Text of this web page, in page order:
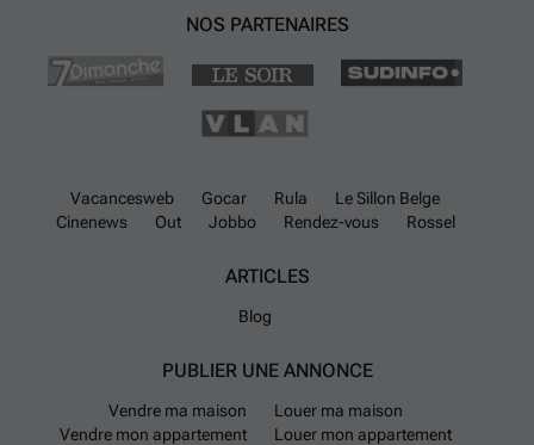
NOS PARTENAIRES
Vacancesweb Gocar Rula
Le Sillon Belge
Cinenews
Out Jobbo Rendez-vous Rossel
ARTICLES
Blog
PUBLIER UNE ANNONCE
Vendre ma maison
Louer ma maison
Vendre mon appartement
Louer mon appartement